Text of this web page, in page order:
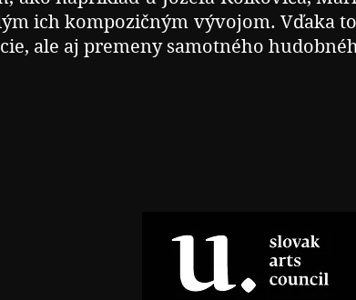
ich kompozičným vývojom. Vďaka
ale aj premeny samotného